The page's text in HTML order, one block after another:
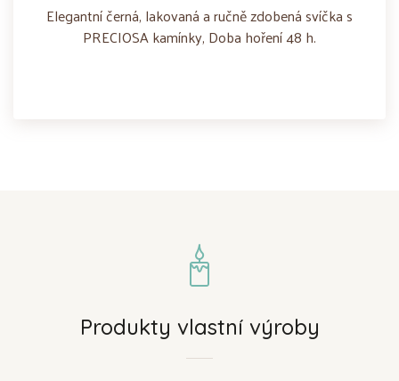
Elegantní černá, lakovaná a ručně zdobená svíčka s
PRECIOSA kamínky, Doba hoření 48 h.
Produkty vlastní výroby